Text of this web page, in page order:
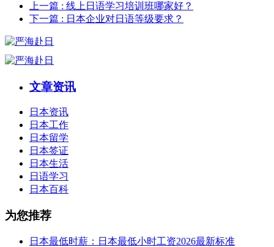
上一篇 : 线上日语学习培训班哪家好？
下一篇 : 日本企业对日语等级要求？
文章资讯
日本资讯
日本工作
日本留学
日本签证
日本生活
日语学习
日本百科
为您推荐
日本最低时薪：日本最低小时工资2026最新标准